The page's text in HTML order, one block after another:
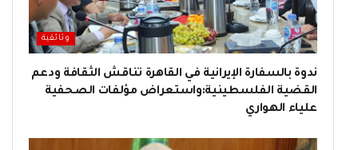
وثائقية
ندوة بالسفارة الإيرانية في القاهرة تناقش الثقافة ودعم
القضية الفلسطينية:واستعراض مؤلفات الصحفية
علياء الهواري